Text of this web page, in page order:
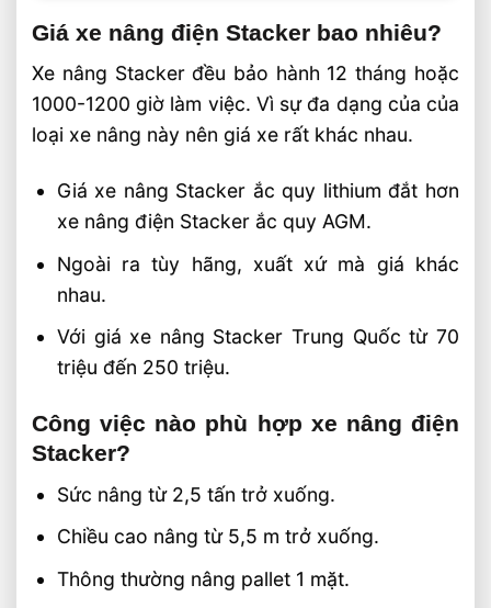
Giá xe nâng điện Stacker bao nhiêu?
Xe nâng Stacker đều bảo hành 12 tháng hoặc
1000-1200 giờ làm việc. Vì sự đa dạng của của
loại xe nâng này nên giá xe rất khác nhau.
Giá xe nâng Stacker ắc quy lithium đắt hơn
xe nâng điện Stacker ắc quy AGM.
Ngoài ra tùy hãng, xuất xứ mà giá khác
nhau.
Với giá xe nâng Stacker Trung Quốc từ 70
triệu đến 250 triệu.
Công việc nào phù hợp xe nâng điện
Stacker?
Sức nâng từ 2,5 tấn trở xuống.
Chiều cao nâng từ 5,5 m trở xuống.
Thông thường nâng pallet 1 mặt.